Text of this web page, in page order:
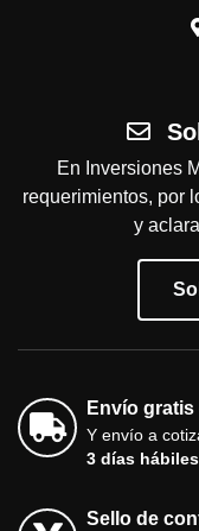
En Inversiones
requerimientos, por
y
Envío
Y envío a
3 días
Sello de